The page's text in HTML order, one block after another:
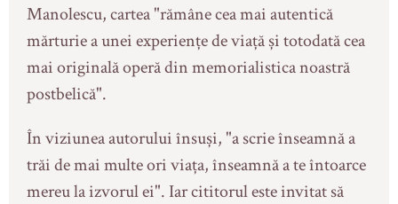
Manolescu, cartea "rămâne cea mai autentică
mărturie a unei experiențe de viață și totodată cea
mai originală operă din memorialistica noastră
postbelică".
În viziunea autorului însuși, "a scrie înseamnă a
trăi de mai multe ori viața, înseamnă a te întoarce
mereu la izvorul ei". Iar cititorul este invitat să